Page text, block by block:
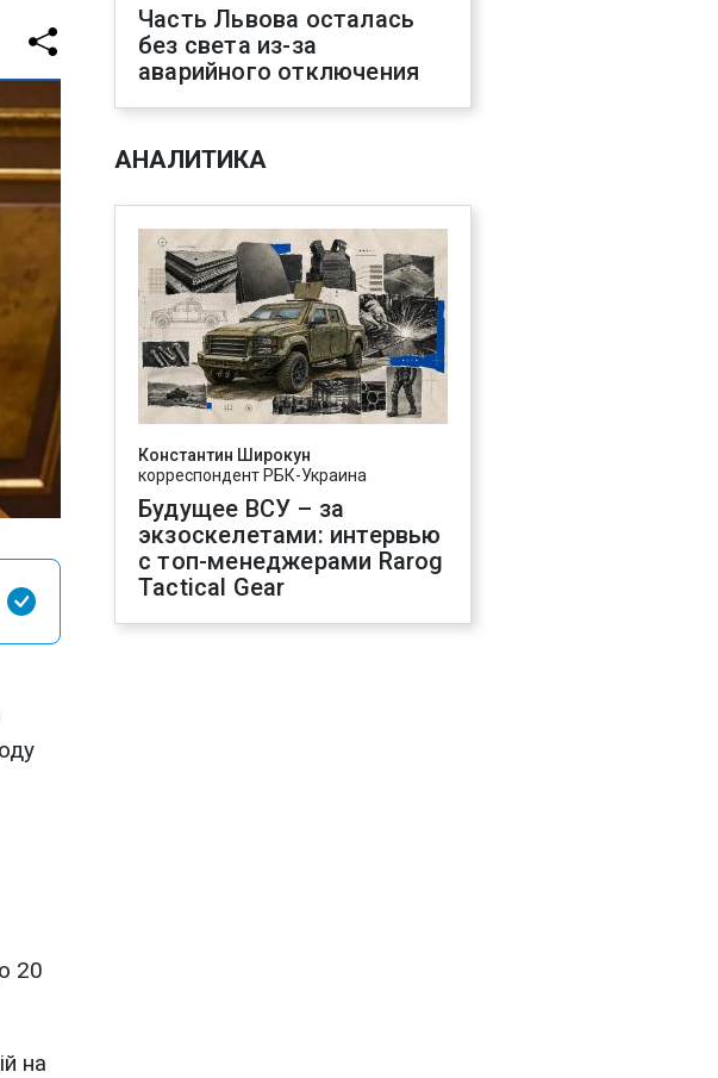
20
на
Часть Львова осталась
без света из-за
аварийного отключения
АНАЛИТИКА
Константин Широкун
корреспондент РБК-Украина
Будущее ВСУ – за
экзоскелетами: интервью
с топ-менеджерами Rarog
Tactical Gear